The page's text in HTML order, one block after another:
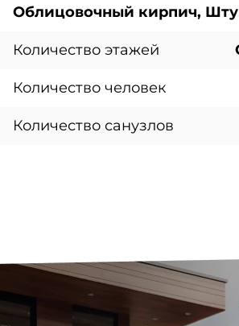
Облицовочный кирпич,
Количество этажей
Количество человек
Количество санузлов